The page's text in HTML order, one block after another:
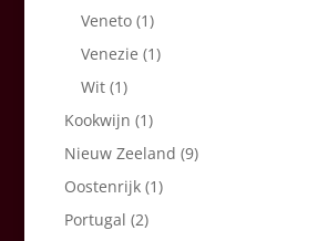
Veneto (1)
Venezie (1)
Wit (1)
Kookwijn (1)
Nieuw Zeeland (9)
Oostenrijk (1)
Portugal (2)